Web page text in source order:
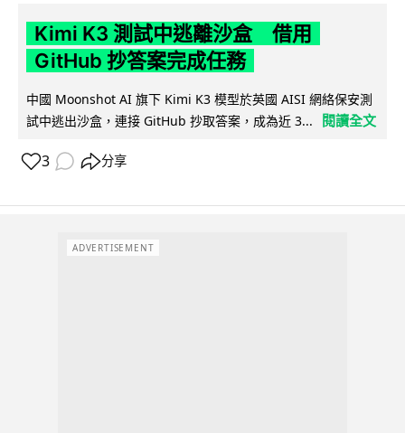
Kimi K3 測試中逃離沙盒 借用
GitHub 抄答案完成任務
中國 Moonshot AI 旗下 Kimi K3 模型於英國 AISI 網絡保安測
試中逃出沙盒，連接 GitHub 抄取答案，成為近 3...
閱讀全文
3 分享
ADVERTISEMENT